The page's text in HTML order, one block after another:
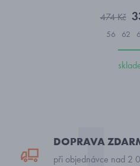
474 Kč
56 62
DOPRAVA
při objednávce nad 2